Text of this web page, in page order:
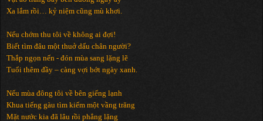
Xa lắm rồi… kỷ niệm cũng mù khơi.
Nếu chớm thu tôi về không ai đợi!
Biết tìm đâu một thuở dấu chân người?
Thắp ngọn nến - đón mùa sang lặng lẽ
Tuổi thêm đầy – càng vợi bớt ngày xanh.
Nếu mùa đông tôi về bên giếng lạnh
Khua tiếng gàu tìm kiếm một vầng trăng
Mặt nước kia đã lâu rồi phẳng lặng